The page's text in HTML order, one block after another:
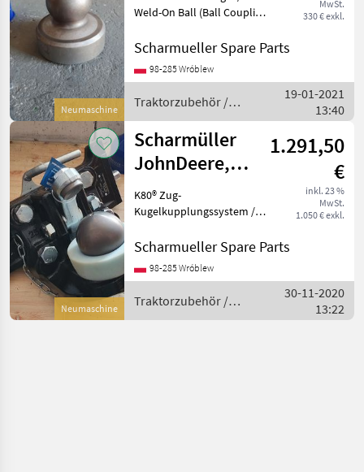
Neumaschine
Ball
MwSt.
330 € exkl.
Weld-On Ball (Ball Coupling
(also available with a
holder Art.Nr. 02.481.351) ---
---//// Schreib uns
Scharmueller Spare Parts
98-285 Wróblew
Traktorzubehör /
Scharmüller
19-01-2021
13:40
Neumaschine
Scharmüller
JohnDeere,
Valtra, Kubota,
Fendt, MF, JCB
1.291,50
€
inkl. 23 %
MwSt.
1.050 € exkl.
K80® Zug-
Kugelkupplungssystem /
Kugelkupplungssystem
Artikel Nummer. 07.6330.42-
A02 Dimension 330/25/32
Dimensionen / wir haben
andere Dime
Scharmueller Spare Parts
98-285 Wróblew
Traktorzubehör /
Scharmüller
30-11-2020
13:22